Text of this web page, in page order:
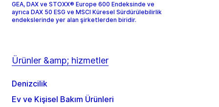
GEA, DAX ve STOXX® Europe 600 Endeksinde ve
ayrıca DAX 50 ESG ve MSCI Küresel Sürdürülebilirlik
endekslerinde yer alan şirketlerden biridir.
Ürünler &amp; hizmetler
Denizcilik
Ev ve Kişisel Bakım Ürünleri